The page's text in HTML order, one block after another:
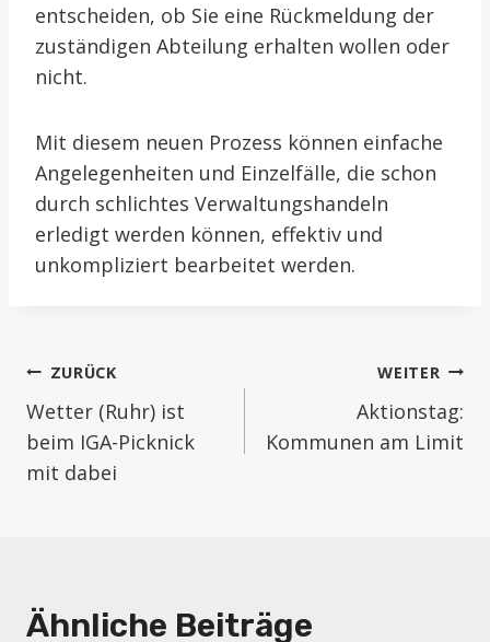
entscheiden, ob Sie eine Rückmeldung der
zuständigen Abteilung erhalten wollen oder
nicht.
Mit diesem neuen Prozess können einfache
Angelegenheiten und Einzelfälle, die schon
durch schlichtes Verwaltungshandeln
erledigt werden können, effektiv und
unkompliziert bearbeitet werden.
Beitragsnavigation
ZURÜCK
Wetter (Ruhr) ist
beim IGA-Picknick
mit dabei
WEITER
Aktionstag:
Kommunen am Limit
Ähnliche Beiträge